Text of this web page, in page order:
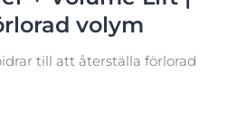
volym
till att återställa förlorad